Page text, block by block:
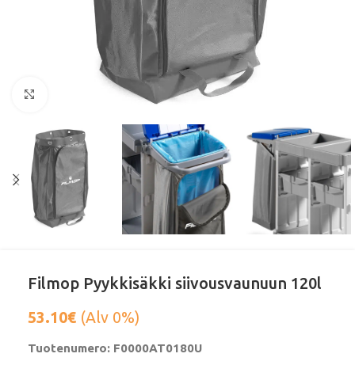
Klikkaa suurentaaksesi
Filmop Pyykkisäkki siivousvaunuun 120l
53.10€ (Alv 0%)
Tuotenumero: F0000AT0180U